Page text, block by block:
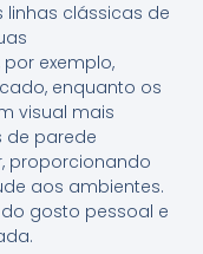
linhas clássicas de
exemplo,
enquanto os
visual mais
de parede
proporcionando
aos ambientes.
gosto pessoal e